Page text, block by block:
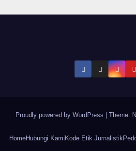
Proudly powered by WordPress | Theme:
HomeHubungi Kami Kode Etik Jurnalistik